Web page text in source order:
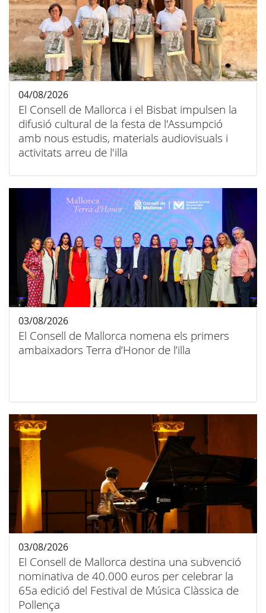
El Consell de Mallorca i el Bisbat impulsen la
difusió cultural de la festa de l'Assumpció
amb nous estudis, materials audiovisuals i
activitats arreu de l'illa
04/08/2026
El Consell de Mallorca nomena els primers
ambaixadors Terra d’Honor de l’illa
03/08/2026
El Consell de Mallorca destina una subvenció
nominativa de 40.000 euros per celebrar la
65a edició del Festival de Música Clàssica de
Pollença
03/08/2026